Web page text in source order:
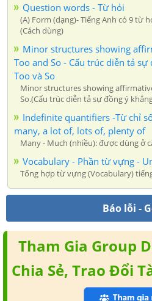
Question words - Từ hỏi
(A) Form (dạng)- Tiếng Anh có 9 từ
(Cách dùng)
Minor structures showing
Too and So - Cấu trúc diễn tả
Too và So
Minor structures showing
So.(Cấu trúc diễn tả sự đồng ý
Indefinite quantifiers -Từ chỉ
many, a lot of, lots of, plenty of
Many - Much (nhiều): được dùng ở
Vocabulary - Phần từ vựng -
Tổng hợp từ vựng (Vocabulary)
Báo lỗi -
Tham Gia Group
Chia Sẻ, Trao Đổi